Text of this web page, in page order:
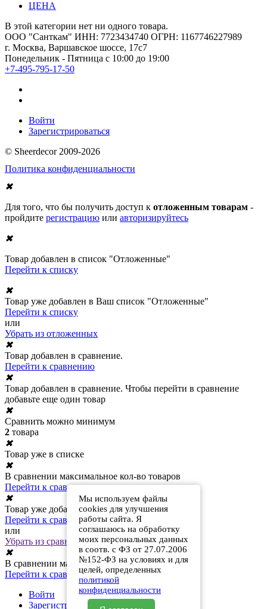
ЦЕНА
В этой категории нет ни одного товара.
ООО "Санткам" ИНН: 7723434740 ОГРН: 1167746227989
г. Москва, Варшавское шоссе, 17с7
Понедельник - Пятница с 10:00 до 19:00
+7-495-795-17-50
Войти
Зарегистрироваться
© Sheerdecor 2009-2026
Политика конфиденциальности
Мы используем файлы
cookies для улучшения
работы сайта. Я
соглашаюсь на обработку
моих персональных данных
в соотв. с ФЗ от 27.07.2006
№152-ФЗ на условиях и для
целей, определенных
политикой
конфиденциальности
✖
Для того, что бы получить доступ к отложенным товарам -
пройдите регистрацию или авторизируйтесь
✖
Товар добавлен в список "Отложенные"
Перейти к списку
✖
Товар уже добавлен в Ваш список "Отложенные"
Перейти к списку
или
Убрать из отложенных
✖
Товар добавлен в сравнение.
Перейти к сравнению
✖
Товар добавлен в сравнение. Чтобы перейти в сравнение
добавьте еще один товар
✖
Сравнить можно минимум
2 товара
✖
Товар уже в списке
✖
В сравнении максимальное кол-во товаров
Перейти к сравнению
✖
Товар уже добавлен в сравнение
Перейти к сравнению
или
Убрать из сравнения
✖
В сравнении максимальное кол-во товаров
Перейти к сравнению
Войти
Зарегистрироваться